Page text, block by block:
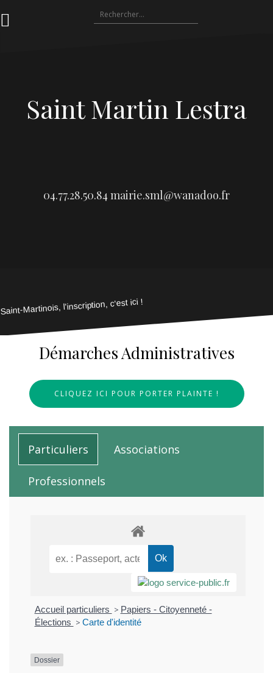
au
Rechercher :
Saint Martin Lestra
04.77.28.50.84 mairie.sml@wanadoo.fr
Saint-Martinois, l'inscription, c'est ici !
Démarches Administratives
CLIQUEZ ICI POUR PORTER PLAINTE !
Particuliers Associations
Professionnels
Accueil particuliers > Papiers - Citoyenneté -
Élections > Carte d'identité
Dossier